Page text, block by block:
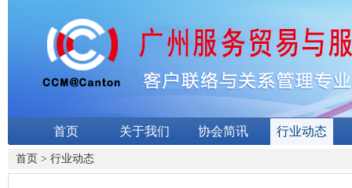
首页 关于我们 协会简讯 行业动态
首页 > 行业动态